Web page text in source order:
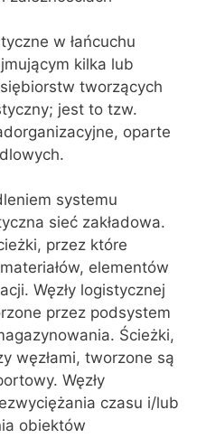
w łańcuchu
kilka lub
tworzących
jest to tzw.
oparte
systemu
sieć zakładowa.
przez które
elementów
Węzły logistycznej
przez podsystem
Ścieżki,
węzłami, tworzone są
Węzły
czasu i/lub
obiektów